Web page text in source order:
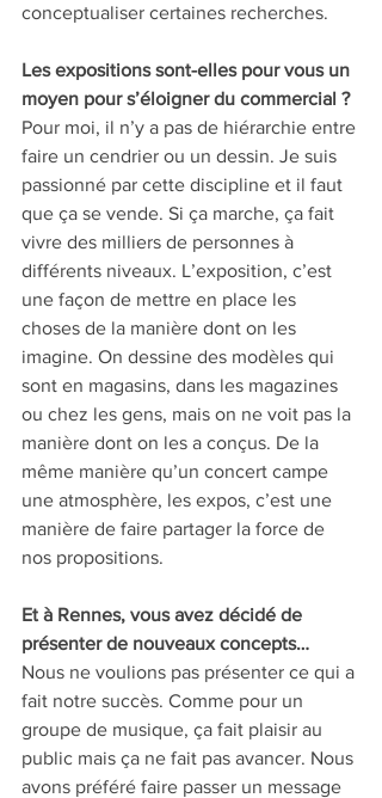
conceptualiser certaines recherches.
Les expositions sont-elles pour vous un
moyen pour s’éloigner du commercial ?
Pour moi, il n’y a pas de hiérarchie entre
faire un cendrier ou un dessin. Je suis
passionné par cette discipline et il faut
que ça se vende. Si ça marche, ça fait
vivre des milliers de personnes à
différents niveaux. L’exposition, c’est
une façon de mettre en place les
choses de la manière dont on les
imagine. On dessine des modèles qui
sont en magasins, dans les magazines
ou chez les gens, mais on ne voit pas la
manière dont on les a conçus. De la
même manière qu’un concert campe
une atmosphère, les expos, c’est une
manière de faire partager la force de
nos propositions.
Et à Rennes, vous avez décidé de
présenter de nouveaux concepts…
Nous ne voulions pas présenter ce qui a
fait notre succès. Comme pour un
groupe de musique, ça fait plaisir au
public mais ça ne fait pas avancer. Nous
avons préféré faire passer un message